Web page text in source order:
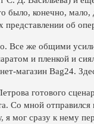
было, конечно,
об
Все же общими
и пленкой и
магазин Bag24.
готового
Со мной
мог сразу к нему